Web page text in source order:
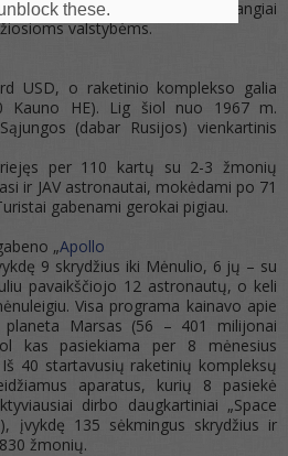
sudėtinga technika labai brangiai
valstybėms.
USD, o raketinio komplekso galia
Kauno HE). Lig šiol nuo 1967 m.
(dabar Rusijos) vienkartinis
per 110 kartų su 2-3 žmonių
ir JAV astronautai, mokėdami po 71
gabenami gerokai pigiau.
„Apollo
9 skrydžius iki Mėnulio, 6 jų – su
pavaikščiojo 12 astronautų, o keli
Visa programa kainavo apie
Marsas (56 – 401 milijonai
kas pasiekiama per 8 mėnesius
40 startavusių raketinių kompleksų
aparatus, kurių 8 pasiekė
dirbo daugkartiniai „Space
įvykdę 135 sėkmingus skrydžius ir
žmonių.
these.